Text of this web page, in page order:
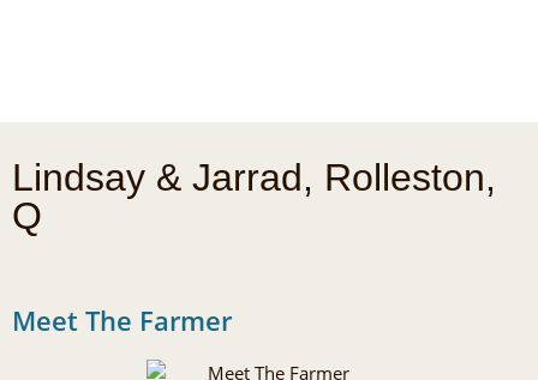
Lindsay & Jarrad, Rolleston,
Q
Meet The Farmer